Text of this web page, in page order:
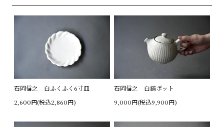
石岡信之 白ふくふく6寸皿
2,600円(税込2,860円)
石岡信之 白鎬ポット
9,000円(税込9,900円)